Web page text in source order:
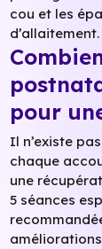
cou et les
d’allaitement.
pour
Il n’existe
chaque
une
5 séances